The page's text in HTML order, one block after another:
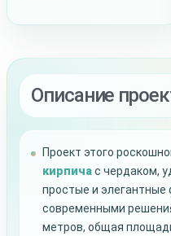
Описание
Проект этого
кирпичас чердаком,
простые и
современными
метров, общая